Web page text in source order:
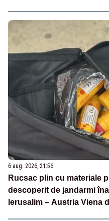
6 aug. 2026, 21:56
Rucsac plin cu materiale
descoperit de jandarmi
Ierusalim – Austria Viena